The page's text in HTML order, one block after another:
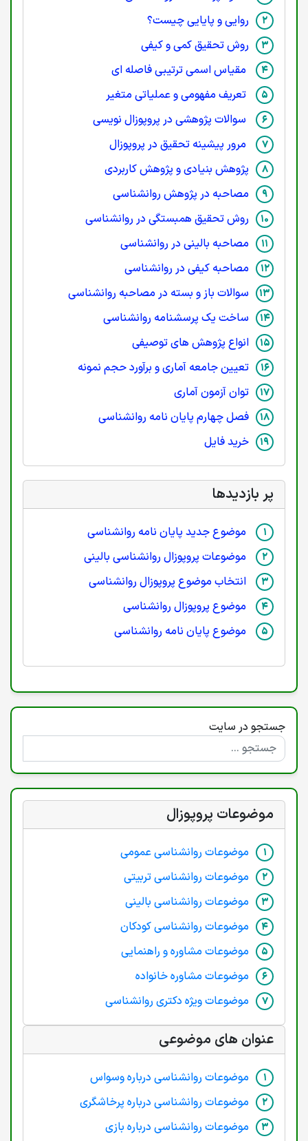
روایی و پایایی چیست؟
روش تحقیق کمی و کیفی
مقیاس اسمی ترتیبی فاصله ای
تعریف مفهومی و عملیاتی متغیر
سوالات پژوهشی در پروپوزال نویسی
مرور پیشینه تحقیق در پروپوزال
پژوهش بنیادی و پژوهش کاربردی
مصاحبه در پژوهش روانشناسی
روش تحقیق همبستگی در روانشناسی
مصاحبه بالینی در روانشناسی
مصاحبه کیفی در روانشناسی
سوالات باز و بسته در مصاحبه روانشناسی
ساخت یک پرسشنامه روانشناسی
انواع پژوهش های توصیفی
تعیین جامعه آماری و برآورد حجم نمونه
توان آزمون آماری
فصل چهارم پایان نامه روانشناسی
خرید فایل
پر بازدیدها
موضوع جدید پایان نامه روانشناسی
موضوعات پروپوزال روانشناسی بالینی
انتخاب موضوع پروپوزال روانشناسی
موضوع پروپوزال روانشناسی
موضوع پایان نامه روانشناسی
جستجو در سایت
موضوعات پروپوزال
موضوعات روانشناسی عمومی
موضوعات روانشناسی تربیتی
موضوعات روانشناسی بالینی
موضوعات روانشناسی کودکان
موضوعات مشاوره و راهنمایی
موضوعات مشاوره خانواده
موضوعات ویژه دکتری روانشناسی
عنوان های موضوعی
موضوعات روانشناسی درباره وسواس
موضوعات روانشناسی درباره پرخاشگری
موضوعات روانشناسی درباره بازی